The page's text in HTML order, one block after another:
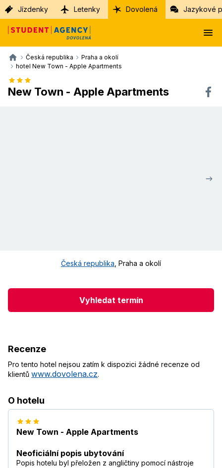
Jízdenky Letenky Dovolená Jazykové
Česká republika
Praha a okolí
hotel New Town - Apple Apartments
New Town - Apple Apartments
Česká republika Praha a okolí
Vyhledat termín
Recenze
Pro tento hotel nejsou zatím k dispozici žádné recenze od
klientů www.dovolena.cz.
O hotelu
New Town - Apple Apartments
Neoficiální popis ubytování
Popis hotelu byl přeložen z angličtiny pomocí nástroje